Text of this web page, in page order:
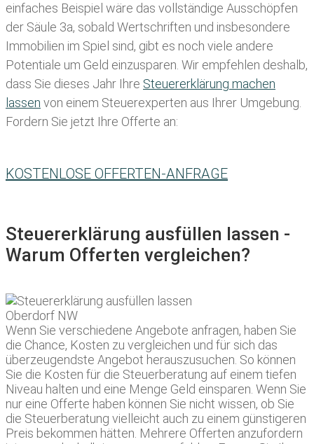
einfaches Beispiel wäre das vollständige Ausschöpfen
der Säule 3a, sobald Wertschriften und insbesondere
Immobilien im Spiel sind, gibt es noch viele andere
Potentiale um Geld einzusparen. Wir empfehlen deshalb,
dass Sie dieses Jahr Ihre Steuererklärung machen
lassen von einem Steuerexperten aus Ihrer Umgebung.
Fordern Sie jetzt Ihre Offerte an:
KOSTENLOSE OFFERTEN-ANFRAGE
Steuererklärung ausfüllen lassen -
Warum Offerten vergleichen?
Wenn Sie verschiedene Angebote anfragen, haben Sie
die Chance, Kosten zu vergleichen und für sich das
überzeugendste Angebot herauszusuchen. So können
Sie die Kosten für die Steuerberatung auf einem tiefen
Niveau halten und eine Menge Geld einsparen. Wenn Sie
nur eine Offerte haben können Sie nicht wissen, ob Sie
die Steuerberatung vielleicht auch zu einem günstigeren
Preis bekommen hätten. Mehrere Offerten anzufordern